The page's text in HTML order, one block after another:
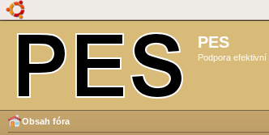
PES
Podpora
Obsah fóra